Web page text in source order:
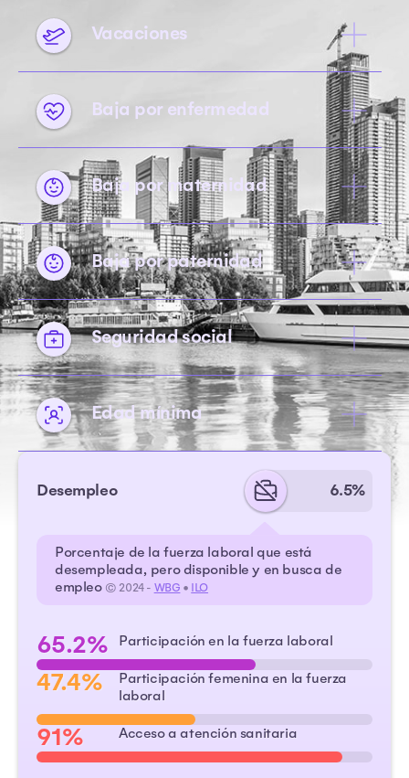
Vacaciones
Baja por enfermedad
Baja por maternidad
Baja por paternidad
Seguridad social
Edad mínima
Desempleo 6.5%
Porcentaje de la fuerza laboral que está
desempleada, pero disponible y en busca de
empleo © 2024 - WBG • ILO
65.2% Participación en la fuerza laboral
47.4%
Participación femenina en la fuerza
laboral
91% Acceso a atención sanitaria